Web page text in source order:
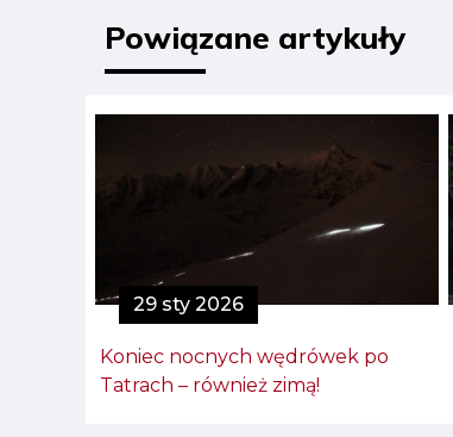
Powiązane artykuły
29 sty 2026
Koniec nocnych wędrówek po
Tatrach – również zimą!